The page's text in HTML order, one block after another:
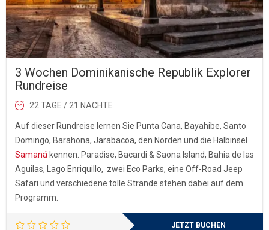
3 Wochen Dominikanische Republik Explorer
Rundreise
22 TAGE / 21 NÄCHTE
Auf dieser Rundreise lernen Sie Punta Cana, Bayahibe, Santo
Domingo, Barahona, Jarabacoa, den Norden und die Halbinsel
Samaná kennen. Paradise, Bacardi & Saona Island, Bahia de las
Aguilas, Lago Enriquillo, zwei Eco Parks, eine Off-Road Jeep
Safari und verschiedene tolle Strände stehen dabei auf dem
Programm.
JETZT BUCHEN